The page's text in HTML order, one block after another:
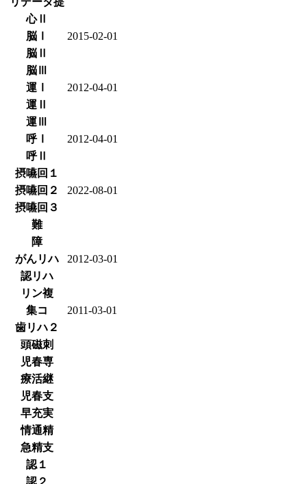
心Ⅱ
脳Ⅰ
2015-02-01
脳Ⅱ
脳Ⅲ
運Ⅰ
2012-04-01
運Ⅱ
運Ⅲ
呼Ⅰ
2012-04-01
呼Ⅱ
摂嚥回１
摂嚥回２
2022-08-01
摂嚥回３
難
障
がんリハ
2012-03-01
認リハ
リン複
集コ
2011-03-01
歯リハ２
頭磁刺
児春専
療活継
児春支
早充実
情通精
急精支
認１
認２